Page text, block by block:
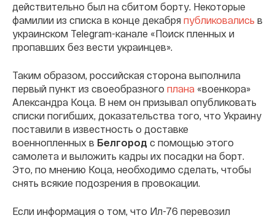
действительно был на сбитом борту. Некоторые
фамилии из списка в конце декабря публиковались в
украинском Telegram-канале «Поиск пленных и
пропавших без вести украинцев».
Таким образом, российская сторона выполнила
первый пункт из своеобразного плана «военкора»
Александра Коца. В нем он призывал опубликовать
списки погибших, доказательства того, что Украину
поставили в известность о доставке
военнопленных в Белгород с помощью этого
самолета и выложить кадры их посадки на борт.
Это, по мнению Коца, необходимо сделать, чтобы
снять всякие подозрения в провокации.
Если информация о том, что Ил-76 перевозил